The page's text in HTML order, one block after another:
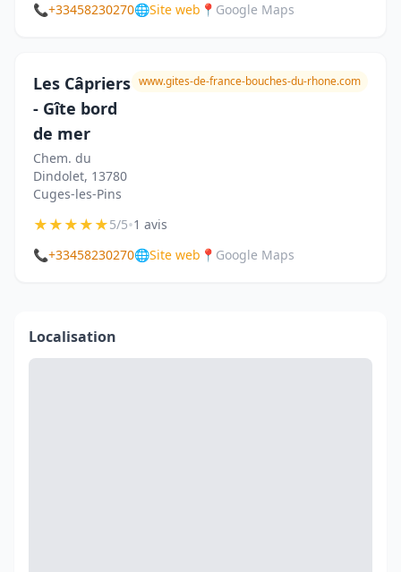
📞+33458230270🌐Site web 📍 Google Maps
Les Câpriers
- Gîte bord
de mer
Chem. du
Dindolet, 13780
Cuges-les-Pins
www.gites-de-france-bouches-du-rhone.com
★★★★★5/5•1 avis
📞+33458230270🌐Site web 📍 Google Maps
Localisation